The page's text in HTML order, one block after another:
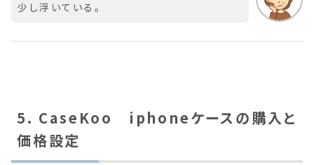
少し浮いている。
5. CaseKoo iphoneケースの購入と
価格設定